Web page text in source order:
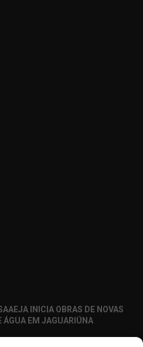
INICIA OBRAS DE NOVAS
ÁGUA EM JAGUARIÚNA